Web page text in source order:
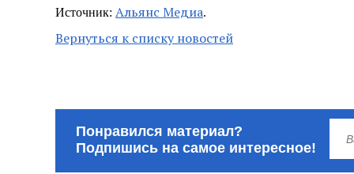
Источник: Альянс Медиа.
Вернуться к списку новостей
Понравился материал?
Подпишись на самое интересное!